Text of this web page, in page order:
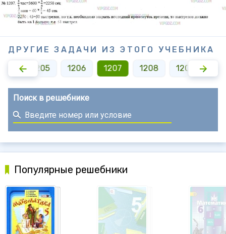
ДРУГИЕ ЗАДАЧИ ИЗ ЭТОГО УЧЕБНИКА
1205 1206 1207 1208 1209
Поиск в решебнике
Популярные решебники